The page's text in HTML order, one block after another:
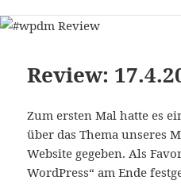
Review:
Zum ersten Mal hatte es
über das Thema unseres
Website gegeben. Als
WordPress“ am Ende